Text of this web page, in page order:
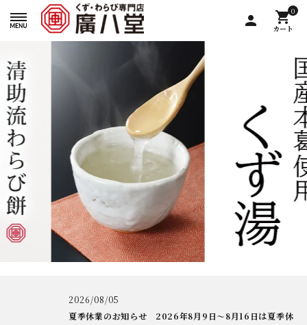
person
0
shopping_cart
カート
2026/08/05
夏季休業のお知らせ 2026年8月9日～8月16日は夏季休